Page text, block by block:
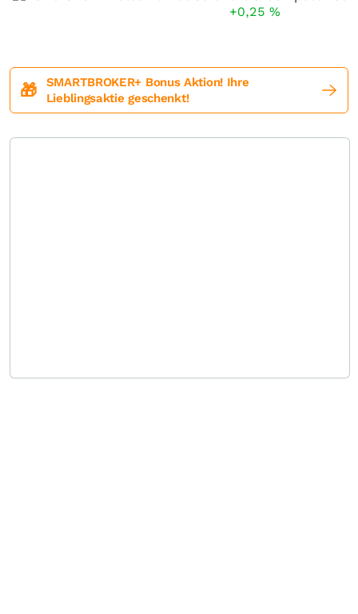
+0,25 %
🎁
SMARTBROKER+ Bonus Aktion! Ihre
Lieblingsaktie geschenkt!